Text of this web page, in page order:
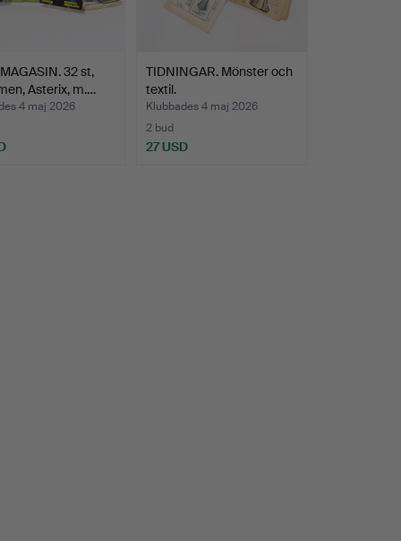
32 st,
Asterix, m.…
4 maj 2026
TIDNINGAR. Mönster och
textil.
Klubbades 4 maj 2026
2 bud
27 USD